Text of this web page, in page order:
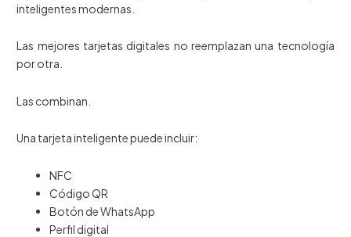
inteligentes modernas.
Las mejores tarjetas digitales no reemplazan una tecnología
por otra.
Las combinan.
Una tarjeta inteligente puede incluir:
NFC
Código QR
Botón de WhatsApp
Perfil digital